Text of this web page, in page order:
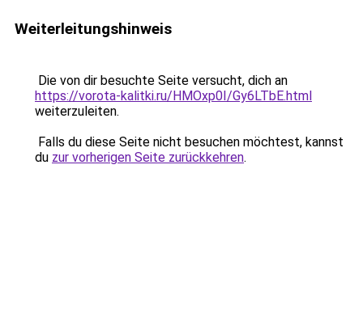
Weiterleitungshinweis
Die von dir besuchte Seite versucht, dich an
https://vorota-kalitki.ru/HMOxp0I/Gy6LTbE.html
weiterzuleiten.
Falls du diese Seite nicht besuchen möchtest, kannst
du zur vorherigen Seite zurückkehren.